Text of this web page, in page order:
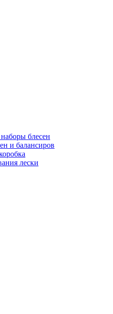
блесен
и балансиров
лески